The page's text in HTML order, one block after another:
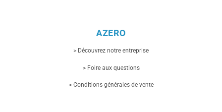
AZERO
> Découvrez notre entreprise
> Foire aux questions
> Conditions générales de vente